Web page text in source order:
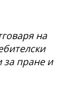
на
пране и